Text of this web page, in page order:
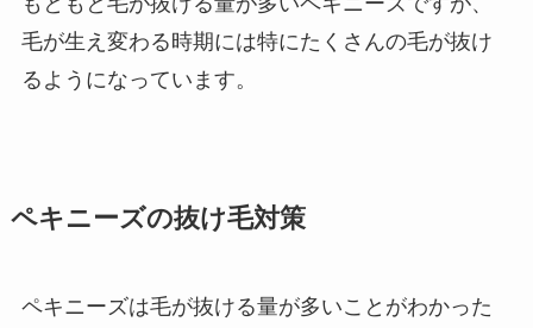
毛が生え変わる時期には特にたくさんの毛が抜け
るようになっています。
ペキニーズの抜け毛対策
ペキニーズは毛が抜ける量が多いことがわかった